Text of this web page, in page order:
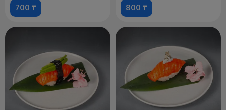
700 ₸ 800 ₸